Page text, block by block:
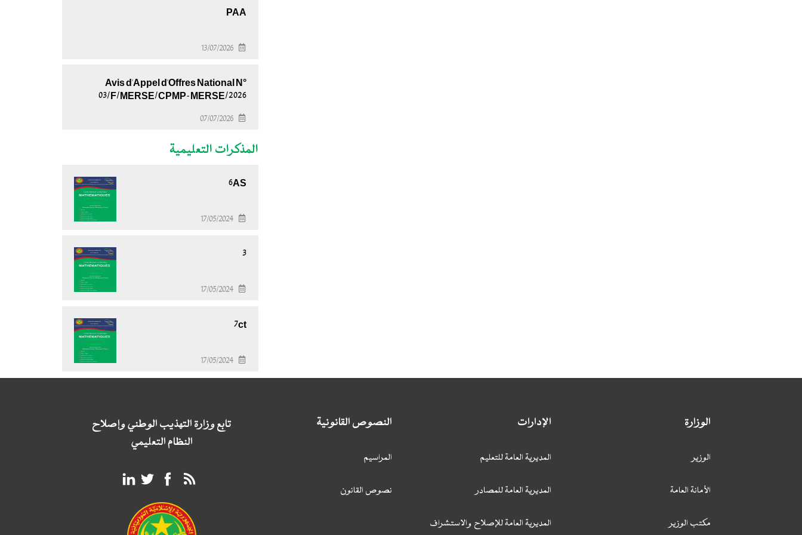
PAA
13/07/2026
Avis d'Appel d'Offres National N°
03/F/MERSE/CPMP-MERSE/2026
07/07/2026
المذكرات التعليمية
6AS
17/05/2024
3
17/05/2024
7ct
17/05/2024
تابع وزارة التهذيب الوطني وإصلاح
النظام التعليمي
النصوص القانونية
المراسيم
نصوص القانون
الإدارات
المديرية العامة للتعليم
المديرية العامة للمصادر
المديرية العامة للإصلاح والاستشراف
الوزارة
الوزير
الأمانة العامة
مكتب الوزير